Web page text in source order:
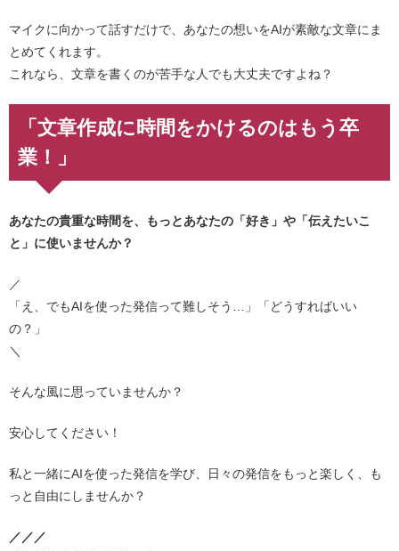
マイクに向かって話すだけで、あなたの想いをAIが素敵な文章にま
とめてくれます。
これなら、文章を書くのが苦手な人でも大丈夫ですよね？
「文章作成に時間をかけるのはもう卒
業！」
あなたの貴重な時間を、もっとあなたの「好き」や「伝えたいこ
と」に使いませんか？
／
「え、でもAIを使った発信って難しそう…」「どうすればいい
の？」
＼
そんな風に思っていませんか？
安心してください！
私と一緒にAIを使った発信を学び、日々の発信をもっと楽しく、も
っと自由にしませんか？
／／／